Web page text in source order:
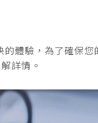
體驗，為了確保您
詳情。